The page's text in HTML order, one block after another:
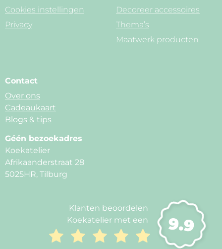
Cookies instellingen
Privacy
Decoreer accessoires
Thema’s
Maatwerk producten
Contact
Over ons
Cadeaukaart
Blogs & tips
Géén bezoekadres
Koekatelier
Afrikaanderstraat 28
5025HR, Tilburg
Klanten beoordelen
Koekatelier met een
9.9